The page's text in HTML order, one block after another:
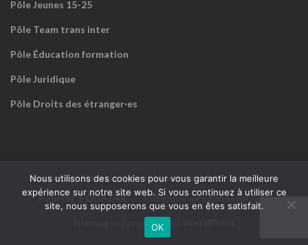
Pôle Jeunes 15-25
Pôle Team trans inter
Pôle Éducation formation
Pôle Juridique
Pôle Droits des étranger·es
Accueil
Devenir sympathisant·e ou faire un don
Adhérer à QUAZAR
Politique de confidentialité
est propulsé par
Nous utilisons des cookies pour vous garantir la meilleure
expérience sur notre site web. Si vous continuez à utiliser ce
site, nous supposerons que vous en êtes satisfait.
OK